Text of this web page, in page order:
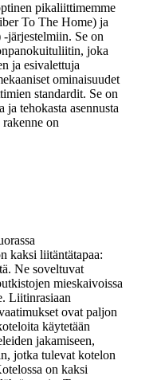
pikaliittimemme
To The Home) ja
Se on
joka
ja esivalettuja
ominaisuudet
standardit. Se on
ja tehokasta asennusta
on
kaksi liitäntätapaa:
Ne soveltuvat
mieskaivoissa
Liitinrasiaan
ovat paljon
käytetään
jakamiseen,
jotka tulevat kotelon
on kaksi